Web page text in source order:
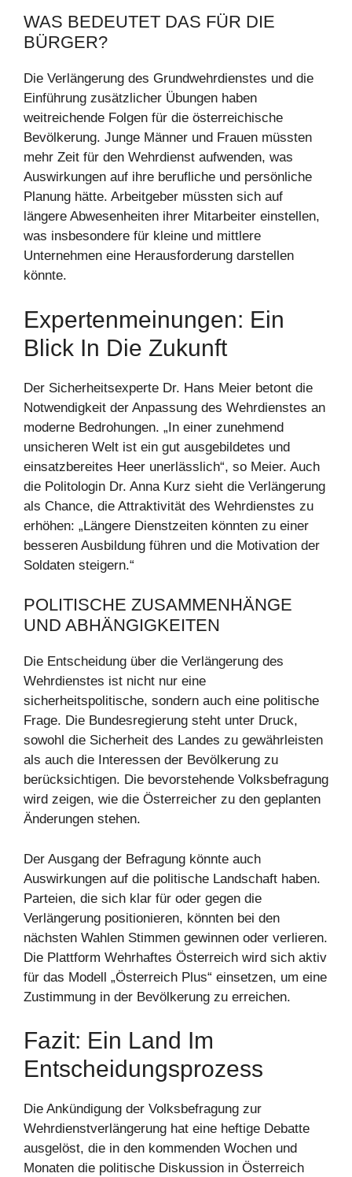
WAS BEDEUTET DAS FÜR DIE
BÜRGER?
Die Verlängerung des Grundwehrdienstes und die
Einführung zusätzlicher Übungen haben
weitreichende Folgen für die österreichische
Bevölkerung. Junge Männer und Frauen müssten
mehr Zeit für den Wehrdienst aufwenden, was
Auswirkungen auf ihre berufliche und persönliche
Planung hätte. Arbeitgeber müssten sich auf
längere Abwesenheiten ihrer Mitarbeiter einstellen,
was insbesondere für kleine und mittlere
Unternehmen eine Herausforderung darstellen
könnte.
Expertenmeinungen: Ein
Blick In Die Zukunft
Der Sicherheitsexperte Dr. Hans Meier betont die
Notwendigkeit der Anpassung des Wehrdienstes an
moderne Bedrohungen. „In einer zunehmend
unsicheren Welt ist ein gut ausgebildetes und
einsatzbereites Heer unerlässlich“, so Meier. Auch
die Politologin Dr. Anna Kurz sieht die Verlängerung
als Chance, die Attraktivität des Wehrdienstes zu
erhöhen: „Längere Dienstzeiten könnten zu einer
besseren Ausbildung führen und die Motivation der
Soldaten steigern.“
POLITISCHE ZUSAMMENHÄNGE
UND ABHÄNGIGKEITEN
Die Entscheidung über die Verlängerung des
Wehrdienstes ist nicht nur eine
sicherheitspolitische, sondern auch eine politische
Frage. Die Bundesregierung steht unter Druck,
sowohl die Sicherheit des Landes zu gewährleisten
als auch die Interessen der Bevölkerung zu
berücksichtigen. Die bevorstehende Volksbefragung
wird zeigen, wie die Österreicher zu den geplanten
Änderungen stehen.
Der Ausgang der Befragung könnte auch
Auswirkungen auf die politische Landschaft haben.
Parteien, die sich klar für oder gegen die
Verlängerung positionieren, könnten bei den
nächsten Wahlen Stimmen gewinnen oder verlieren.
Die Plattform Wehrhaftes Österreich wird sich aktiv
für das Modell „Österreich Plus“ einsetzen, um eine
Zustimmung in der Bevölkerung zu erreichen.
Fazit: Ein Land Im
Entscheidungsprozess
Die Ankündigung der Volksbefragung zur
Wehrdienstverlängerung hat eine heftige Debatte
ausgelöst, die in den kommenden Wochen und
Monaten die politische Diskussion in Österreich